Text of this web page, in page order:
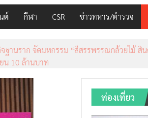
ต์ กีฬา CSR ข่าวทหาร/ตำรวจ
ได้เสริมผ่าน Lazada Affiliate
ท่องเที่ยว